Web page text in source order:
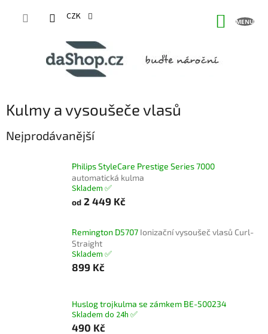
CZK
Kulmy a vysoušeče vlasů
Nejprodávanější
Philips StyleCare Prestige Series 7000
automatická kulma
Skladem ✅
od 2 449 Kč
Remington D5707 Ionizační vysoušeč vlasů Curl-
Straight
Skladem ✅
899 Kč
Huslog trojkulma se zámkem BE-500234
Skladem do 24h ✅
490 Kč